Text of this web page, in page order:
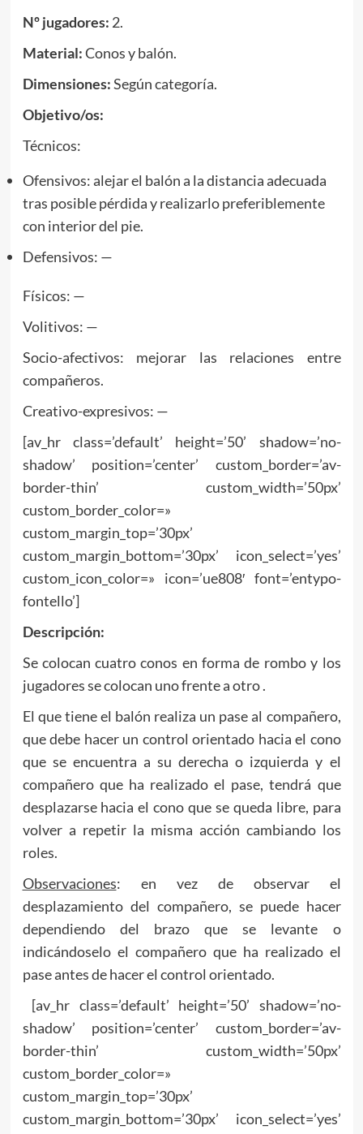
Nº jugadores: 2.
Material:Conos y balón.
Dimensiones:Según categoría.
Objetivo/os:
Técnicos:
Ofensivos: alejar el balón a la distancia adecuada
tras posible pérdida y realizarlo preferiblemente
con interior del pie.
Defensivos: —
Físicos: —
Volitivos: —
Socio-afectivos: mejorar las relaciones entre
compañeros.
Creativo-expresivos: —
[av_hr class=’default’ height=’50’ shadow=’no-
shadow’ position=’center’ custom_border=’av-
border-thin’ custom_width=’50px’
custom_border_color=»
custom_margin_top=’30px’
custom_margin_bottom=’30px’ icon_select=’yes’
custom_icon_color=» icon=’ue808′ font=’entypo-
fontello’]
Descripción:
Se colocan cuatro conos en forma de rombo y los
jugadores se colocan uno frente a otro .
El que tiene el balón realiza un pase al compañero,
que debe hacer un control orientado hacia el cono
que se encuentra a su derecha o izquierda y el
compañero que ha realizado el pase, tendrá que
desplazarse hacia el cono que se queda libre, para
volver a repetir la misma acción cambiando los
roles.
Observaciones: en vez de observar el
desplazamiento del compañero, se puede hacer
dependiendo del brazo que se levante o
indicándoselo el compañero que ha realizado el
pase antes de hacer el control orientado.
[av_hr class=’default’ height=’50’ shadow=’no-
shadow’ position=’center’ custom_border=’av-
border-thin’ custom_width=’50px’
custom_border_color=»
custom_margin_top=’30px’
custom_margin_bottom=’30px’ icon_select=’yes’